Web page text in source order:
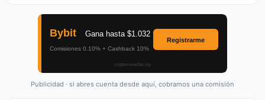
Publicidad · si abres cuenta desde aquí, cobramos una comisión